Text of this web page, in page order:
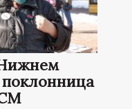
поклонница